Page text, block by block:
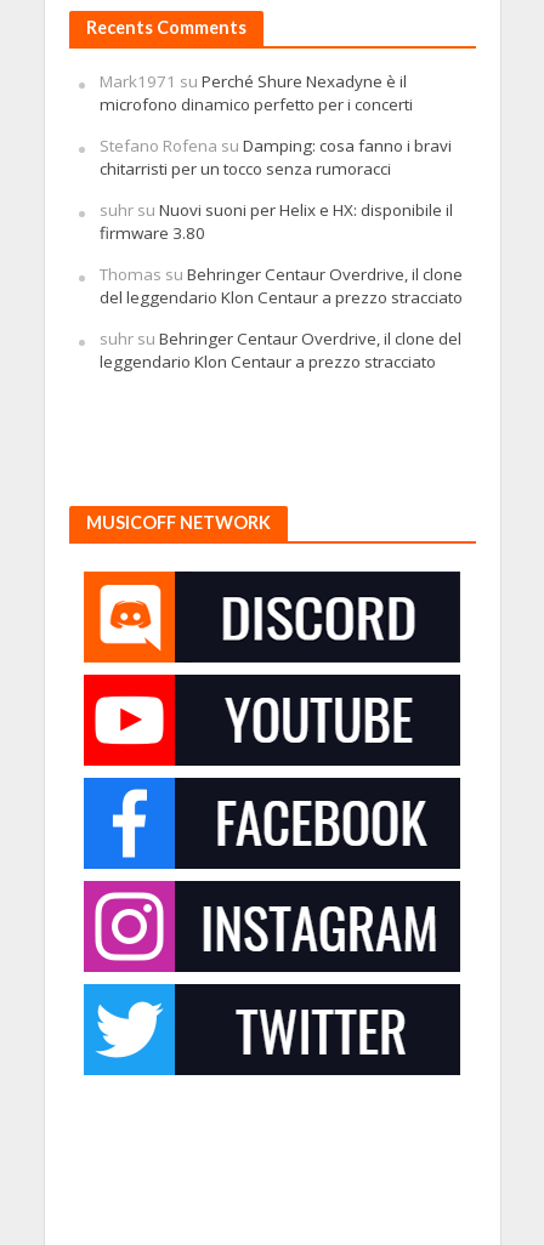
Recents Comments
Mark1971 su Perché Shure Nexadyne è il
microfono dinamico perfetto per i concerti
Stefano Rofena su Damping: cosa fanno i bravi
chitarristi per un tocco senza rumoracci
suhrsu Nuovi suoni per Helix e HX: disponibile il
firmware 3.80
Thomas su Behringer Centaur Overdrive, il clone
del leggendario Klon Centaur a prezzo stracciato
suhrsu Behringer Centaur Overdrive, il clone del
leggendario Klon Centaur a prezzo stracciato
MUSICOFF NETWORK